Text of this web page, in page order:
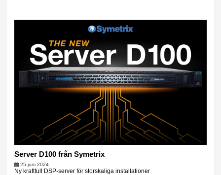
Server D100 från Symetrix
25 juni 2024
Ny kraftfull DSP-server för storskaliga installationer